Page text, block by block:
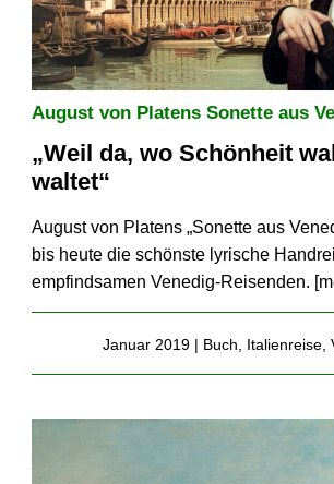
August von Platens Sonette aus
„Weil da, wo Schönheit
waltet“
August von Platens „Sonette aus
bis heute die schönste lyrische
empfindsamen Venedig-Reisenden. [
Januar 2019 | Buch Italienreise,